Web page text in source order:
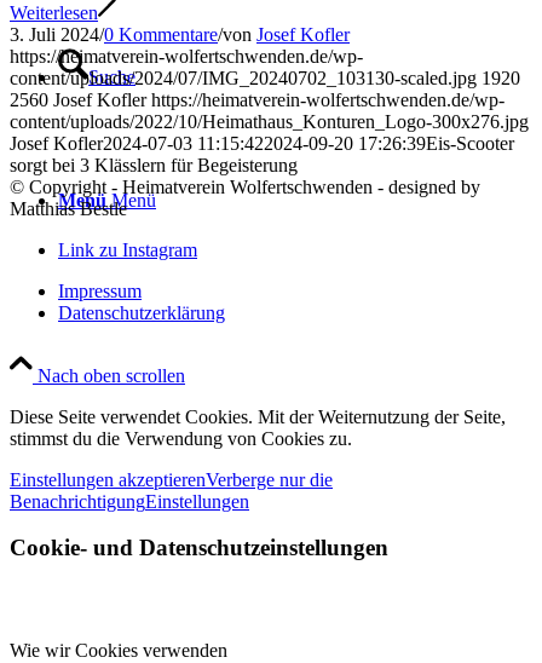
Suche
Menü Menü
Weiterlesen
3. Juli 2024/0 Kommentare/von Josef Kofler
https://heimatverein-wolfertschwenden.de/wp-
content/uploads/2024/07/IMG_20240702_103130-scaled.jpg 1920
2560 Josef Kofler https://heimatverein-wolfertschwenden.de/wp-
content/uploads/2022/10/Heimathaus_Konturen_Logo-300x276.jpg
Josef Kofler2024-07-03 11:15:422024-09-20 17:26:39Eis-Scooter
sorgt bei 3 Klässlern für Begeisterung
© Copyright - Heimatverein Wolfertschwenden - designed by
Matthias Bestle
Link zu Instagram
Impressum
Datenschutzerklärung
Nach oben scrollen
Diese Seite verwendet Cookies. Mit der Weiternutzung der Seite,
stimmst du die Verwendung von Cookies zu.
Einstellungen akzeptierenVerberge nur die
BenachrichtigungEinstellungen
Cookie- und Datenschutzeinstellungen
Wie wir Cookies verwenden